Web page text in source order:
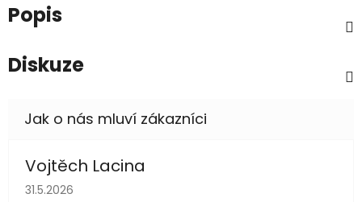
Popis
Diskuze
Vojtěch Lacina
Hodnocení obchodu je 5 z 5 hvězdiček.
31.5.2026